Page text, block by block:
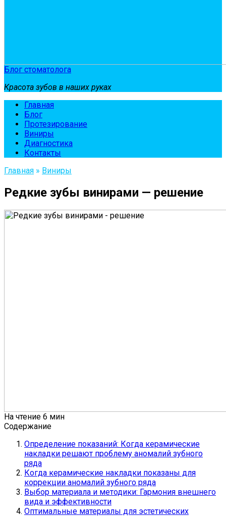
Блог стоматолога
Красота зубов в наших руках
Главная
Блог
Протезирование
Виниры
Диагностика
Контакты
Главная » Виниры
Редкие зубы винирами — решение
На чтение 6 мин
Содержание
Определение показаний: Когда керамические
накладки решают проблему аномалий зубного
ряда
Когда керамические накладки показаны для
коррекции аномалий зубного ряда
Выбор материала и методики: Гармония внешнего
вида и эффективности
Оптимальные материалы для эстетических